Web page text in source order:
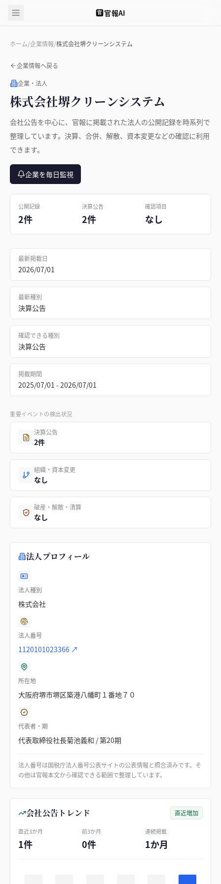
官 官報AI
ホーム/企業情報/株式会社堺クリーンシステム
企業情報へ戻る
企業・法人
株式会社堺クリーンシステム
会社公告を中心に、官報に掲載された法人の公開記録を時系列で
整理しています。決算、合併、解散、資本変更などの確認に利用
できます。
企業を毎日監視
公開記録
2件
決算公告
2件
確認項目
なし
最新掲載日
2026/07/01
最新種別
決算公告
確認できる種別
決算公告
掲載期間
2025/07/01 - 2026/07/01
重要イベントの検出状況
決算公告
2件
組織・資本変更
なし
破産・解散・清算
なし
法人プロフィール
法人種別
株式会社
法人番号
1120101023366 ↗
所在地
大阪府堺市堺区築港八幡町１番地７０
代表者・期
代表取締役社長菊池義和 / 第20期
法人番号は国税庁法人番号公表サイトの公表情報と照合済みです。そ
の他は官報本文から確認できる範囲で整理しています。
会社公告トレンド 直近増加
直近3か月
1件
前3か月
0件
連続掲載
1か月